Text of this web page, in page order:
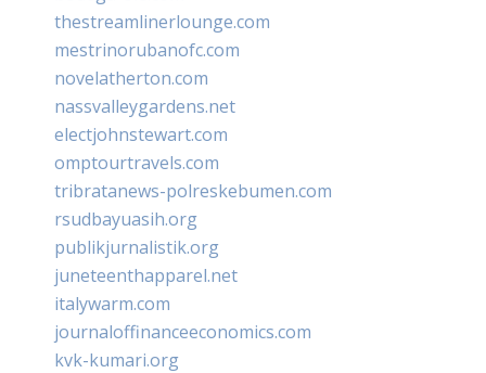
thestreamlinerlounge.com
mestrinorubanofc.com
novelatherton.com
nassvalleygardens.net
electjohnstewart.com
omptourtravels.com
tribratanews-polreskebumen.com
rsudbayuasih.org
publikjurnalistik.org
juneteenthapparel.net
italywarm.com
journaloffinanceeconomics.com
kvk-kumari.org